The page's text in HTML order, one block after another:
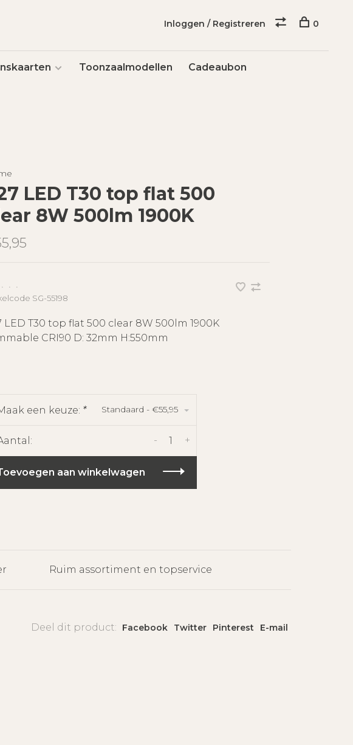
Toonzaalmodellen Cadeaubon
Inloggen / Registreren 0
LED T30 top flat 500
8W 500lm 1900K
• •
•
SG-55198
LED T30 top flat 500 clear 8W 500lm 1900K
CRI90 D: 32mm H:550mm
een keuze: * Standaard - €55,95
+
-
aan winkelwagen
Ruim assortiment en topservice
Deel dit product: Facebook Twitter Pinterest E-mail